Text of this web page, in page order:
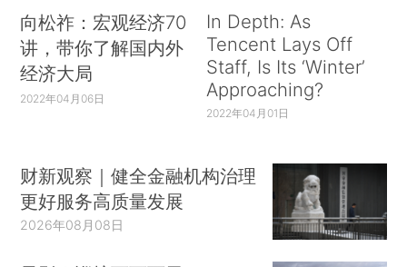
向松祚：宏观经济70
讲，带你了解国内外
经济大局
2022年04月06日
In Depth: As
Tencent Lays Off
Staff, Is Its ‘Winter’
Approaching?
2022年04月01日
财新观察｜健全金融机构治理
更好服务高质量发展
2026年08月08日